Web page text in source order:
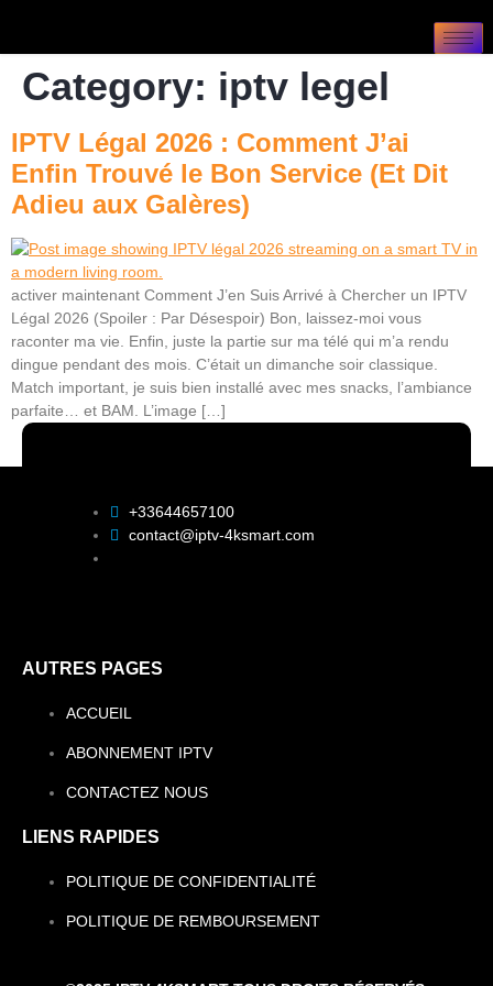
Category: iptv legel
IPTV Légal 2026 : Comment J’ai
Enfin Trouvé le Bon Service (Et Dit
Adieu aux Galères)
activer maintenant Comment J’en Suis Arrivé à Chercher un IPTV
Légal 2026 (Spoiler : Par Désespoir) Bon, laissez-moi vous
raconter ma vie. Enfin, juste la partie sur ma télé qui m’a rendu
dingue pendant des mois. C’était un dimanche soir classique.
Match important, je suis bien installé avec mes snacks, l’ambiance
parfaite… et BAM. L’image […]
+33644657100
contact@iptv-4ksmart.com
AUTRES PAGES
ACCUEIL
ABONNEMENT IPTV
CONTACTEZ NOUS
LIENS RAPIDES
POLITIQUE DE CONFIDENTIALITÉ
POLITIQUE DE REMBOURSEMENT